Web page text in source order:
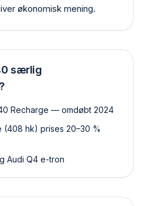
økonomisk mening.
særlig
Recharge — omdøbt 2024
(408 hk) prises 20–30 %
Audi Q4 e-tron